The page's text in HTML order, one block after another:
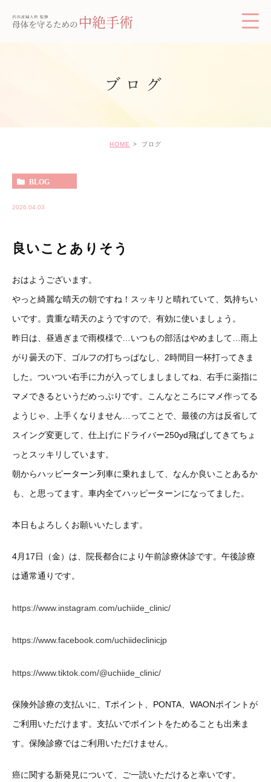
ブログ
HOME ブログ
BLOG
2026.04.03
良いことありそう
おはようございます。
やっと綺麗な晴天の朝ですね！スッキリと晴れていて、気持ちい
いです。貴重な晴天のようですので、有効に使いましょう。
昨日は、昼過ぎまで雨模様で…いつもの部活はやめまして…雨上
がり曇天の下、ゴルフの打ちっぱなし、2時間目一杯打ってきま
した。ついつい右手に力が入ってしましましてね、右手に薬指に
マメできるというだめっぷりです。こんなところにマメ作ってる
ようじゃ、上手くなりません…ってことで、最後の方は反省して
スイング変更して、仕上げにドライバー250yd飛ばしてきてちょ
っとスッキリしています。
朝からハッピーターン列車に乗れまして、なんか良いことあるか
も、と思ってます。車内全てハッピーターンになってました。
本日もよろしくお願いいたします。
4月17日（金）は、院長都合により午前診療休診です。午後診療
は通常通りです。
https://www.instagram.com/uchiide_clinic/
https://www.facebook.com/uchiideclinicjp
https://www.tiktok.com/@uchiide_clinic/
保険外診療の支払いに、Tポイント、PONTA、WAONポイントが
ご利用いただけます。支払いでポイントをためることも出来ま
す。保険診療ではご利用いただけません。
癌に関する新発見について、ご一読いただけると幸いです。